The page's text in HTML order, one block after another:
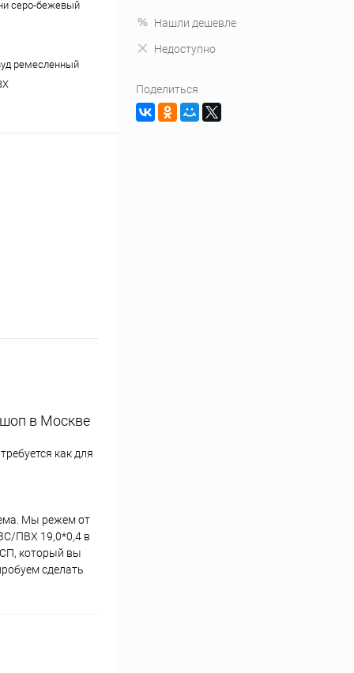
серо-бежевый
ремесленный
в Москве
как для
Мы режем от
ПВХ 19,0*0,4 в
который вы
сделать
Нашли дешевле
Недоступно
Поделиться